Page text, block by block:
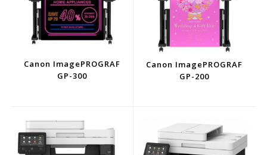
Canon ImagePROGRAF
GP-300
Canon ImagePROGRAF
GP-200